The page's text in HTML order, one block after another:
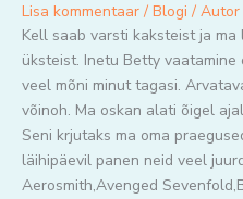
Lisa kommentaar / Blogi / Autor
Kell saab varsti kaksteist ja
üksteist. Inetu Betty
veel mõni minut tagasi.
võinoh. Ma oskan alati õigel
Seni krjutaks ma oma
läihipäevil panen neid veel
Aerosmith,Avenged